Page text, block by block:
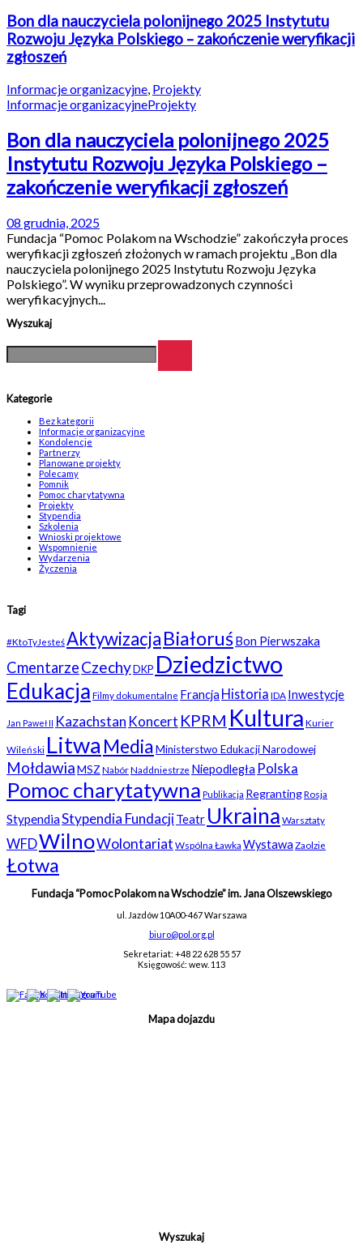
Bon dla nauczyciela polonijnego 2025 Instytutu
Rozwoju Języka Polskiego – zakończenie weryfikacji
zgłoszeń
Informacje organizacyjne Projekty
Informacje organizacyjneProjekty
Bon dla nauczyciela polonijnego 2025
Instytutu Rozwoju Języka Polskiego –
zakończenie weryfikacji zgłoszeń
08 grudnia, 2025
Fundacja “Pomoc Polakom na Wschodzie” zakończyła proces
weryfikacji zgłoszeń złożonych w ramach projektu „Bon dla
nauczyciela polonijnego 2025 Instytutu Rozwoju Języka
Polskiego”. W wyniku przeprowadzonych czynności
weryfikacyjnych...
Wyszukaj
Kategorie
Bez kategorii
Informacje organizacyjne
Kondolencje
Partnerzy
Planowane projekty
Polecamy
Pomnik
Pomoc charytatywna
Projekty
Stypendia
Szkolenia
Wnioski projektowe
Wspomnienie
Wydarzenia
Życzenia
Tagi
#KtoTyJesteśAktywizacjaBiałoruśBon Pierwszaka
CmentarzeCzechyDKP Dziedzictwo
Edukacja Filmy dokumentalne Francja Historia IDA Inwestycje
Jan Paweł II Kazachstan Koncert KPRM Kultura Kurier
Wileński Litwa MediaMinisterstwo Edukacji Narodowej
MołdawiaMSZ NabórNaddniestrze Niepodległa Polska
Pomoc charytatywna Publikacja RegrantingRosja
StypendiaStypendia FundacjiTeatr Ukraina Warsztaty
WFDWilnoWolontariat Wspólna Ławka Wystawa Zaolzie
Łotwa
Fundacja “Pomoc Polakom na Wschodzie” im. Jana Olszewskiego
ul. Jazdów 10A00-467 Warszawa
biuro@pol.org.pl
Sekretariat: +48 22 628 55 57
Księgowość: wew. 113
Mapa dojazdu
Wyszukaj